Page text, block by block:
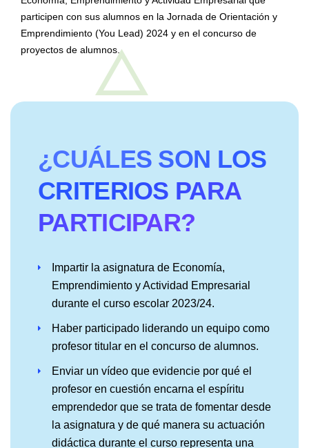
participen con sus alumnos en la Jornada de Orientación y
Emprendimiento (You Lead) 2024 y en el concurso de
proyectos de alumnos.
¿CUÁLES SON LOS
CRITERIOS PARA
PARTICIPAR?
Impartir la asignatura de Economía,
Emprendimiento y Actividad Empresarial
durante el curso escolar 2023/24.
Haber participado liderando un equipo como
profesor titular en el concurso de alumnos.
Enviar un vídeo que evidencie por qué el
profesor en cuestión encarna el espíritu
emprendedor que se trata de fomentar desde
la asignatura y de qué manera su actuación
didáctica durante el curso representa una